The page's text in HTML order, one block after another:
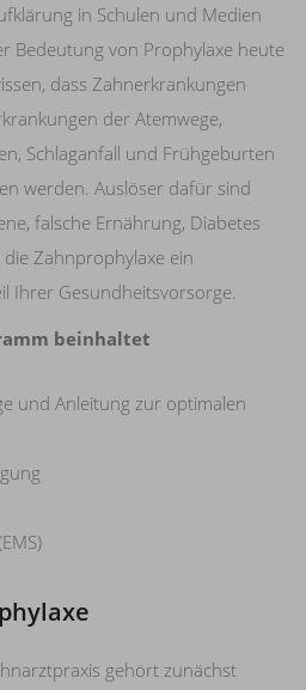
in Schulen und Medien
Bedeutung von Prophylaxe heute
dass Zahnerkrankungen
der Atemwege,
Schlaganfall und Frühgeburten
werden. Auslöser dafür sind
falsche Ernährung, Diabetes
Zahnprophylaxe ein
Ihrer Gesundheitsvorsorge.
beinhaltet
und Anleitung zur optimalen
gehört zunächst